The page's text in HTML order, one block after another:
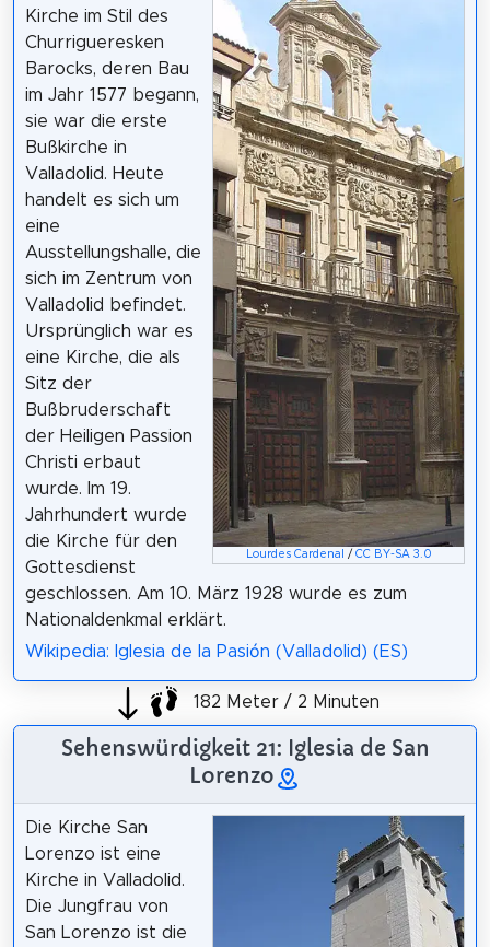
Lourdes Cardenal / CC BY-SA 3.0
Kirche im Stil des
Churrigueresken
Barocks, deren Bau
im Jahr 1577 begann,
sie war die erste
Bußkirche in
Valladolid. Heute
handelt es sich um
eine
Ausstellungshalle, die
sich im Zentrum von
Valladolid befindet.
Ursprünglich war es
eine Kirche, die als
Sitz der
Bußbruderschaft
der Heiligen Passion
Christi erbaut
wurde. Im 19.
Jahrhundert wurde
die Kirche für den
Gottesdienst
geschlossen. Am 10. März 1928 wurde es zum
Nationaldenkmal erklärt.
Wikipedia: Iglesia de la Pasión (Valladolid) (ES)
182 Meter / 2 Minuten
Sehenswürdigkeit 21: Iglesia de San
Lorenzo
Die Kirche San
Lorenzo ist eine
Kirche in Valladolid.
Die Jungfrau von
San Lorenzo ist die